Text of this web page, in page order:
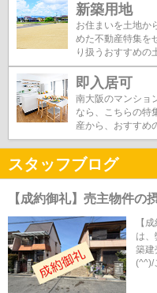
新築用地
お住まいを土地か
めた不動産特集を
り扱うおすすめの
即入居可
南大阪のマンショ
なら、こちらの特
産から、おすすめ
スタッフブログ
【
は
築建
(^^)/